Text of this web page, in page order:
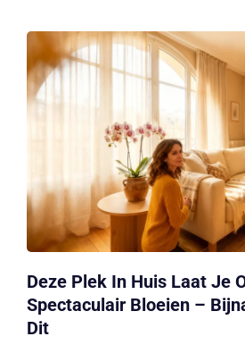
Deze Plek In Huis Laat Je
Spectaculair Bloeien –
Dit